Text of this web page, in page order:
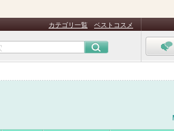
カテゴリ一覧 ベストコスメ